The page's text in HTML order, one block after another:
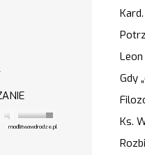
modlitwawdrodze.pl